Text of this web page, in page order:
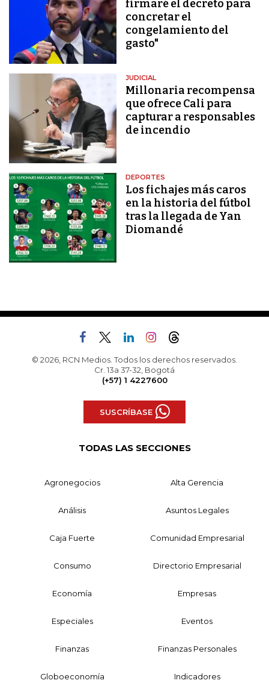
firmaré el decreto para
concretar el
congelamiento del
gasto"
JUDICIAL
Millonaria recompensa
que ofrece Cali para
capturar a responsables
de incendio
DEPORTES
Los fichajes más caros
en la historia del fútbol
tras la llegada de Yan
Diomandé
© 2026, RCN Medios. Todos los derechos reservados.
Cr. 13a 37-32, Bogotá
(+57) 1 4227600
SUSCRÍBASE
TODAS LAS SECCIONES
Agronegocios Alta Gerencia
Análisis Asuntos Legales
Caja Fuerte Comunidad Empresarial
Consumo Directorio Empresarial
Economía Empresas
Especiales Eventos
Finanzas Finanzas Personales
Globoeconomía Indicadores